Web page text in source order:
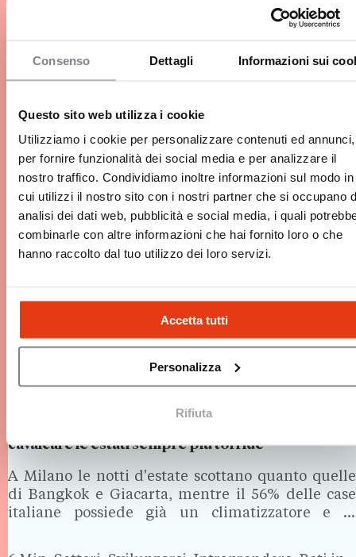
Consenso Dettagli Informazioni sui
Questo sito web utilizza i cookie
Utilizziamo i cookie per personalizzare contenuti ed annunci,
per fornire funzionalità dei social media e per analizzare il
nostro traffico. Condividiamo inoltre informazioni sul modo in
cui utilizzi il nostro sito con i nostri partner che si occupano
analisi dei dati web, pubblicità e social media, i quali
combinarle con altre informazioni che hai fornito loro o che
hanno raccolto dal tuo utilizzo dei loro servizi.
Accetta tutti
Personalizza
Rifiuta
Come aprire un box di CrossFit nel 2026?
continua a crescere a doppia cifra. Aprire un box
nicchia sportiva fedele e redditizia, che…
13 Min. Intraprendere, Reti in franchising, Iniziare
cavalcare le estati sempre più torride
A Milano le notti d'estate scottano quanto quelle
di Bangkok e Giacarta, mentre il 56% delle case
italiane possiede già un climatizzatore e le
+543% durante la prima ondata di caldo dell'anno.